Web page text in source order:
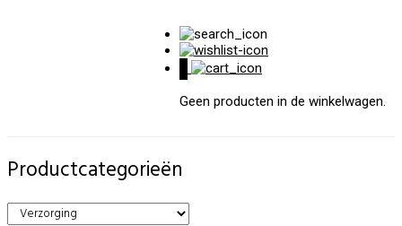
Geen producten in de winkelwagen.
Productcategorieën